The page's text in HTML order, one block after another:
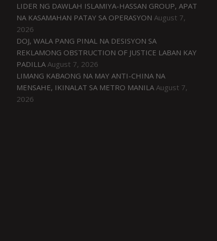
LIDER NG DAWLAH ISLAMIYA-HASSAN GROUP, APAT
NA KASAMAHAN PATAY SA OPERASYON August 7,
2026
DOJ, WALA PANG PINAL NA DESISYON SA
REKLAMONG OBSTRUCTION OF JUSTICE LABAN KAY
PADILLA August 7, 2026
LIMANG KABAONG NA MAY ANTI-CHINA NA
MENSAHE, IKINALAT SA METRO MANILA August 7,
2026